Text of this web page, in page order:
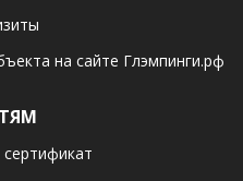
на сайте Глэмпинги.рф